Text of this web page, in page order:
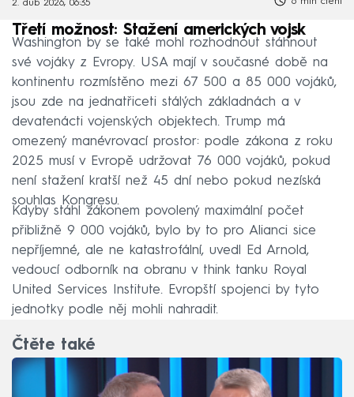
2. dub 2026, 06:35
Třetí možnost: Stažení amerických vojsk
Washington by se také mohl rozhodnout stáhnout
své vojáky z Evropy. USA mají v současné době na
kontinentu rozmístěno mezi 67 500 a 85 000 vojáků,
jsou zde na jednatřiceti stálých základnách a v
devatenácti vojenských objektech. Trump má
omezený manévrovací prostor: podle zákona z roku
2025 musí v Evropě udržovat 76 000 vojáků, pokud
není stažení kratší než 45 dní nebo pokud nezíská
souhlas Kongresu.
Kdyby stáhl zákonem povolený maximální počet
přibližně 9 000 vojáků, bylo by to pro Alianci sice
nepříjemné, ale ne katastrofální, uvedl Ed Arnold,
vedoucí odborník na obranu v think tanku Royal
United Services Institute. Evropští spojenci by tyto
jednotky podle něj mohli nahradit.
Čtěte také